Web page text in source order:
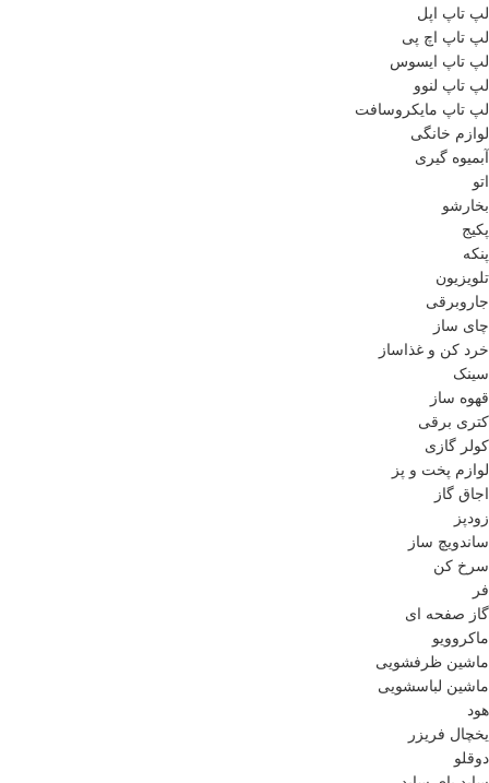
لپ تاپ اپل
لپ تاپ اچ پی
لپ تاپ ایسوس
لپ تاپ لنوو
لپ تاپ مایکروسافت
لوازم خانگی
آبمیوه گیری
اتو
بخارشو
پکیج
پنکه
تلویزیون
جاروبرقی
چای ساز
خرد کن و غذاساز
سینک
قهوه ساز
کتری برقی
کولر گازی
لوازم پخت و پز
اجاق گاز
زودپز
ساندویچ ساز
سرخ کن
فر
گاز صفحه ای
ماکروویو
ماشین ظرفشویی
ماشین لباسشویی
هود
یخچال فریزر
دوقلو